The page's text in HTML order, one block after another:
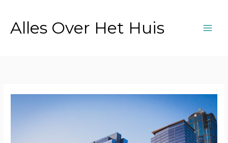
Alles Over Het Huis